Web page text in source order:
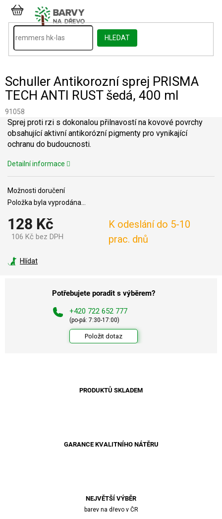
Přejít
obsah
HLEDAT
NÁKUPNÍ
KOŠÍK
Schuller Antikorozní sprej PRISMA
TECH ANTI RUST šedá, 400 ml
91058
128 Kč
106 Kč bez DPH
K odeslání do 5-10
prac. dnů
Možnosti doručení
Položka byla vyprodána…
Sprej proti rzi s dokonalou přilnavostí na kovové povrchy
obsahující aktivní antikorózní pigmenty pro vynikající
ochranu do budoucnosti.
Detailní informace
Hlídat
Potřebujete poradit s výběrem?
+420 722 652 777
(po-pá: 7:30-17:00)
Položit dotaz
PRODUKTŮ SKLADEM
GARANCE KVALITNÍHO NÁTĚRU
NEJVĚTŠÍ VÝBĚR
barev na dřevo v ČR